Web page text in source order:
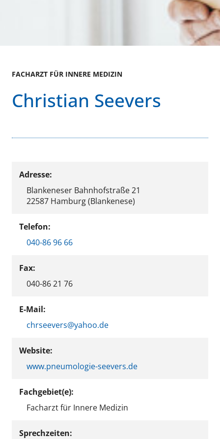
FACHARZT FÜR INNERE MEDIZIN
Christian Seevers
Adresse:
Blankeneser Bahnhofstraße 21
22587 Hamburg (Blankenese)
Telefon:
040-86 96 66
Fax:
040-86 21 76
E-Mail:
chrseevers@yahoo.de
Website:
www.pneumologie-seevers.de
Fachgebiet(e):
Facharzt für Innere Medizin
Sprechzeiten: